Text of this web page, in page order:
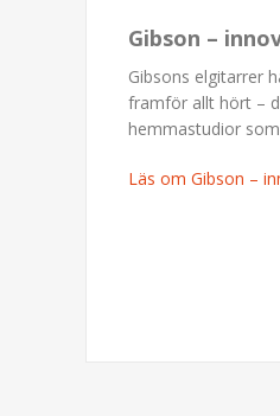
Gibson –
Gibsons elgitarrer
framför allt hört –
hemmastudior
Läs om Gibson –